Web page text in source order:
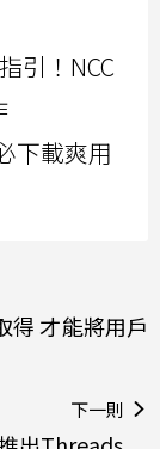
引！NCC
下載爽用
得 才能將用戶
下一則